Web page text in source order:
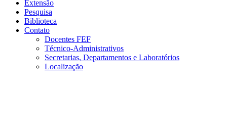
Extensão
Pesquisa
Biblioteca
Contato
Docentes FEF
Técnico-Administrativos
Secretarias, Departamentos e Laboratórios
Localização